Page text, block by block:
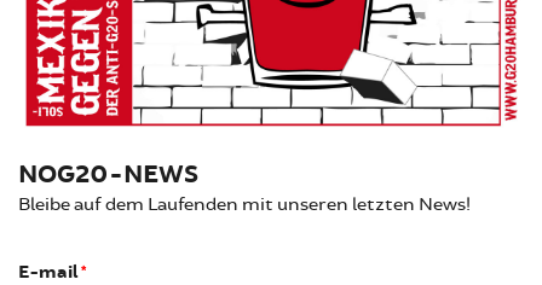
NOG20-NEWS
Bleibe auf dem Laufenden mit unseren letzten News!
E-mail*